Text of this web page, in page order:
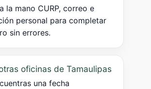
la mano CURP, correo e
personal para completar
sin errores.
oficinas de Tamaulipas
una fecha